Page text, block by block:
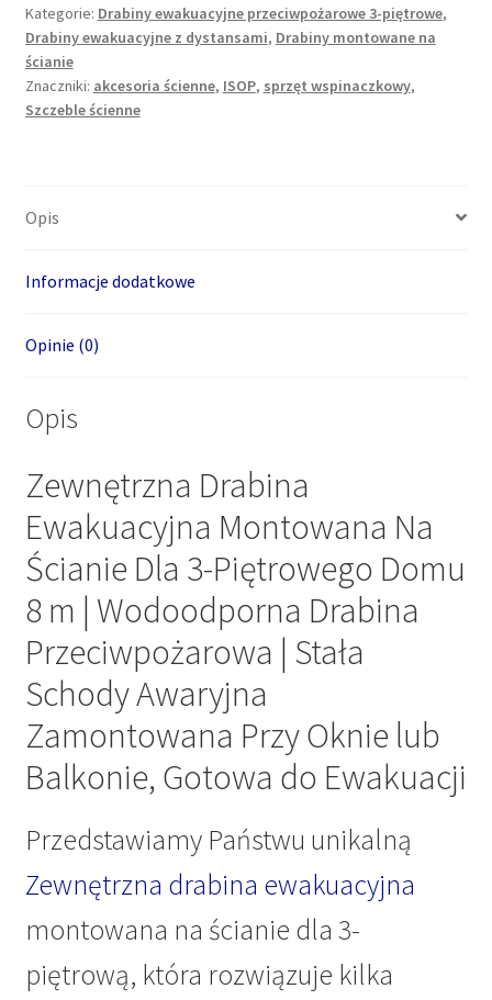
Ścianie
8
m
Kategorie: Drabiny ewakuacyjne przeciwpożarowe 3-piętrowe,
Drabiny ewakuacyjne z dystansami, Drabiny montowane na
ścianie
Znaczniki: akcesoria ścienne, ISOP, sprzęt wspinaczkowy,
Szczeble ścienne
Opis
Informacje dodatkowe
Opinie (0)
Opis
Zewnętrzna Drabina
Ewakuacyjna Montowana Na
Ścianie Dla 3-Piętrowego Domu
8 m | Wodoodporna Drabina
Przeciwpożarowa | Stała
Schody Awaryjna
Zamontowana Przy Oknie lub
Balkonie, Gotowa do Ewakuacji
Przedstawiamy Państwu unikalną
Zewnętrzna drabina ewakuacyjna
montowana na ścianie dla 3-
piętrową, która rozwiązuje kilka